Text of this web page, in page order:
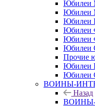
Юбилеи
Юбилеи
Юбилеи
Юбилеи
Юбилеи
Прочие
Юбилеи
Юбилеи
ВОИНЫ-
Назад